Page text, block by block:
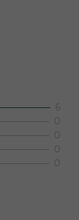
6
0
0
0
0